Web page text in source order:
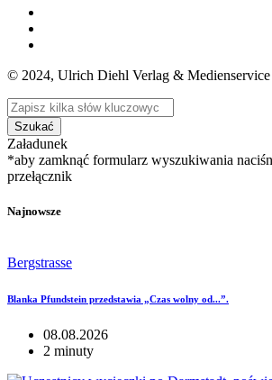
© 2024, Ulrich Diehl Verlag &
Szukać
Załadunek
*aby zamknąć formularz wyszukiwania
przełącznik
Najnowsze
Bergstrasse
Blanka Pfundstein przedstawia „Czas wolny od...”.
08.08.2026
2 minuty